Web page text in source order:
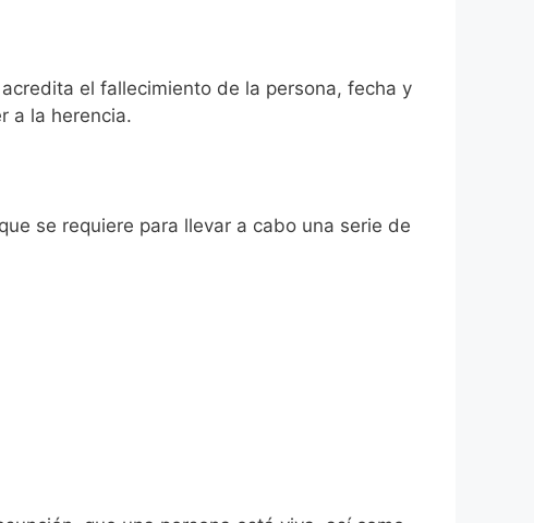
el fallecimiento de la persona, fecha y
a la herencia.
se requiere para llevar a cabo una serie de